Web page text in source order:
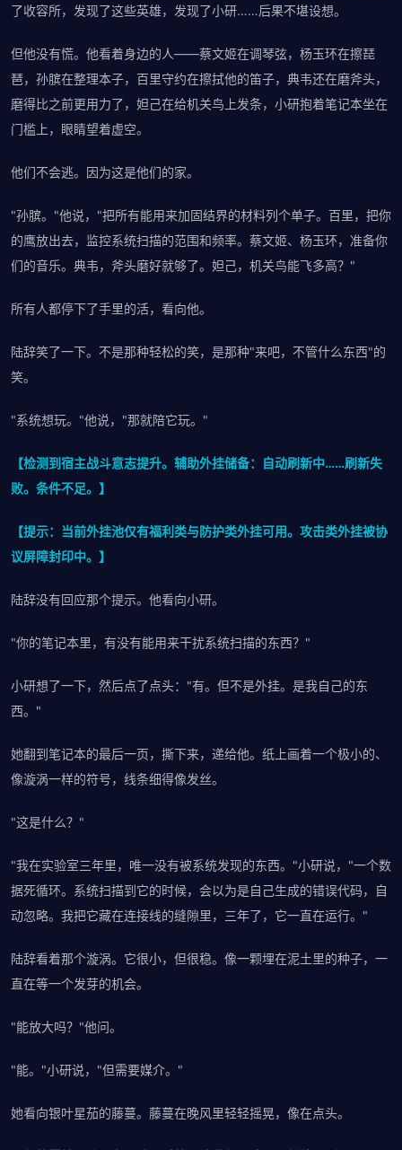
了收容所，发现了这些英雄，发现了小研……后果不堪设想。
但他没有慌。他看着身边的人——蔡文姬在调琴弦，杨玉环在擦琵
琶，孙膑在整理本子，百里守约在擦拭他的笛子，典韦还在磨斧头，
磨得比之前更用力了，妲己在给机关鸟上发条，小研抱着笔记本坐在
门槛上，眼睛望着虚空。
他们不会逃。因为这是他们的家。
"孙膑。"他说，"把所有能用来加固结界的材料列个单子。百里，把你
的鹰放出去，监控系统扫描的范围和频率。蔡文姬、杨玉环，准备你
们的音乐。典韦，斧头磨好就够了。妲己，机关鸟能飞多高？"
所有人都停下了手里的活，看向他。
陆辞笑了一下。不是那种轻松的笑，是那种"来吧，不管什么东西"的
笑。
"系统想玩。"他说，"那就陪它玩。"
【检测到宿主战斗意志提升。辅助外挂储备：自动刷新中……刷新失
败。条件不足。】
【提示：当前外挂池仅有福利类与防护类外挂可用。攻击类外挂被协
议屏障封印中。】
陆辞没有回应那个提示。他看向小研。
"你的笔记本里，有没有能用来干扰系统扫描的东西？"
小研想了一下，然后点了点头："有。但不是外挂。是我自己的东
西。"
她翻到笔记本的最后一页，撕下来，递给他。纸上画着一个极小的、
像漩涡一样的符号，线条细得像发丝。
"这是什么？"
"我在实验室三年里，唯一没有被系统发现的东西。"小研说，"一个数
据死循环。系统扫描到它的时候，会以为是自己生成的错误代码，自
动忽略。我把它藏在连接线的缝隙里，三年了，它一直在运行。"
陆辞看着那个漩涡。它很小，但很稳。像一颗埋在泥土里的种子，一
直在等一个发芽的机会。
"能放大吗？"他问。
"能。"小研说，"但需要媒介。"
她看向银叶星茄的藤蔓。藤蔓在晚风里轻轻摇晃，像在点头。